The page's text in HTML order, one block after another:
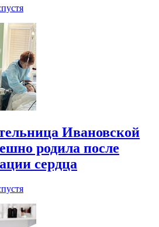
Ивановской
родила после
сердца